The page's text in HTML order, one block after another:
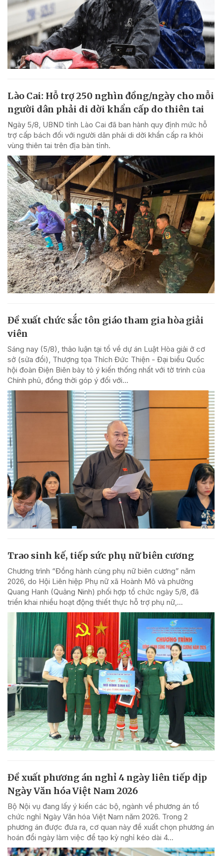
Lào Cai: Hỗ trợ 250 nghìn đồng/ngày cho mỗi
người dân phải di dời khẩn cấp do thiên tai
Ngày 5/8, UBND tỉnh Lào Cai đã ban hành quy định mức hỗ
trợ cấp bách đối với người dân phải di dời khẩn cấp ra khỏi
vùng thiên tai trên địa bàn tỉnh.
Đề xuất chức sắc tôn giáo tham gia hòa giải
viên
Sáng nay (5/8), thảo luận tại tổ về dự án Luật Hòa giải ở cơ
sở (sửa đổi), Thượng tọa Thích Đức Thiện - Đại biểu Quốc
hội đoàn Điện Biên bày tỏ ý kiến thống nhất với tờ trình của
Chính phủ, đồng thời góp ý đối với...
Trao sinh kế, tiếp sức phụ nữ biên cương
Chương trình “Đồng hành cùng phụ nữ biên cương” năm
2026, do Hội Liên hiệp Phụ nữ xã Hoành Mô và phường
Quang Hanh (Quảng Ninh) phối hợp tổ chức ngày 5/8, đã
triển khai nhiều hoạt động thiết thực hỗ trợ phụ nữ,...
Đề xuất phương án nghỉ 4 ngày liên tiếp dịp
Ngày Văn hóa Việt Nam 2026
Bộ Nội vụ đang lấy ý kiến các bộ, ngành về phương án tổ
chức nghỉ Ngày Văn hóa Việt Nam năm 2026. Trong 2
phương án được đưa ra, cơ quan này đề xuất chọn phương án
hoán đổi ngày làm việc để tạo kỳ nghỉ kéo dài 4...